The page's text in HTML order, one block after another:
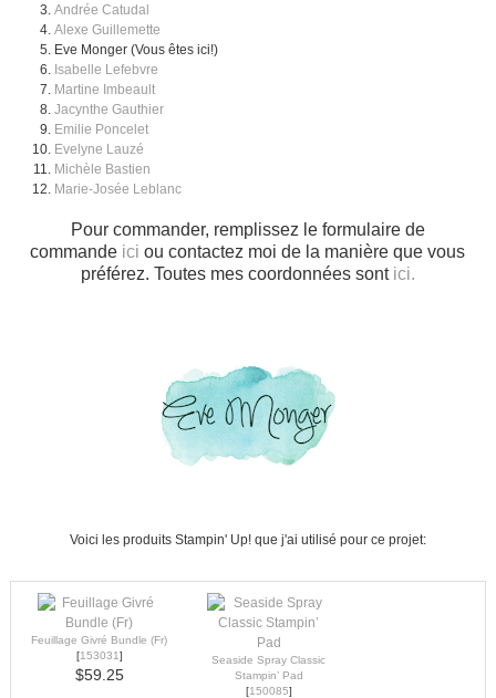
Andrée Catudal
Alexe Guillemette
Eve Monger (Vous êtes ici!)
Isabelle Lefebvre
Martine Imbeault
Jacynthe Gauthier
Emilie Poncelet
Evelyne Lauzé
Michèle Bastien
Marie-Josée Leblanc
Pour commander, remplissez le formulaire de
commande ici ou contactez moi de la manière que vous
préférez. Toutes mes coordonnées sont ici.
Voici les produits Stampin' Up! que j'ai utilisé pour ce projet:
Feuillage Givré Bundle (Fr)
[153031]
$59.25
Seaside Spray Classic
Stampin’ Pad
[150085]